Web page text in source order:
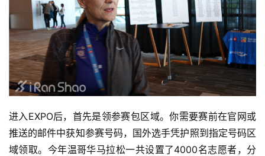
进入EXPO后，首先是领参赛包区域。你需要赛前在官网或
推送的邮件中获知参赛号码，国外选手凭护照到指定号码区
域领取。今年温哥华马拉松一共设置了4000名志愿者，分